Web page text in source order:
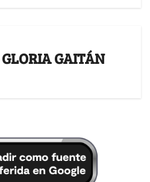
GLORIA GAITÁN